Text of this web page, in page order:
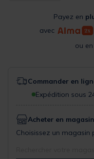
Payez en
avec
ou en
Commander en
Expédition sous
Acheter en magasin
Choisissez un magasin